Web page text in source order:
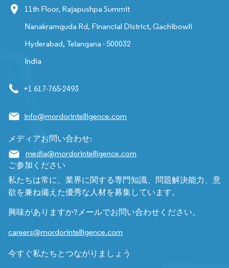
11th Floor, Rajapushpa Summit
Nanakramguda Rd, Financial District, Gachibowli
Hyderabad, Telangana - 500032
India
+1 617-765-2493
info@mordorintelligence.com
メディアお問い合わせ:
media@mordorintelligence.com
ご参加ください
私たちは常に、業界に関する専門知識、問題解決能力、意
欲を兼ね備えた優秀な人材を募集しています。
興味がありますか?メールでお問い合わせください。
careers@mordorintelligence.com
今すぐ私たちとつながりましょう